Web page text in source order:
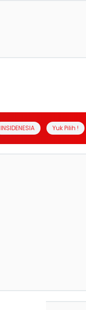
INSIDENESIA Yuk Pilih !